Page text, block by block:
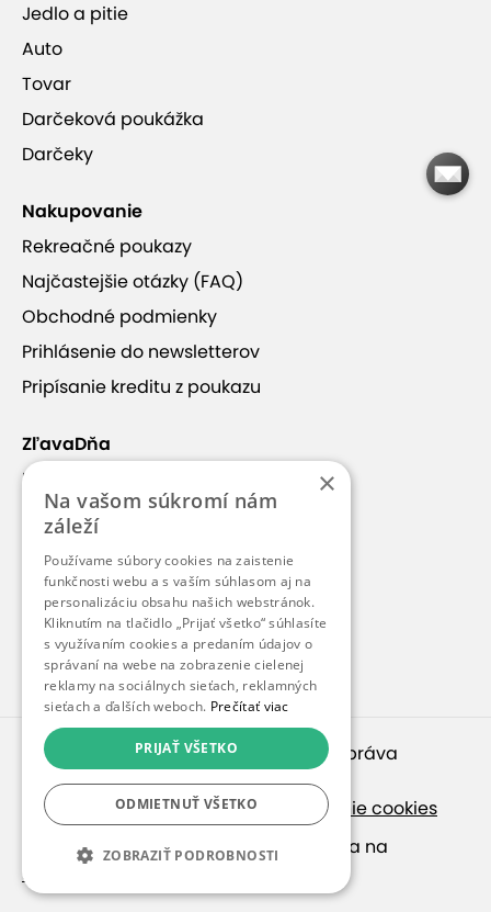
Jedlo a pitie
Auto
Tovar
Darčeková poukážka
Darčeky
Nakupovanie
Rekreačné poukazy
Najčastejšie otázky (FAQ)
Obchodné podmienky
Prihlásenie do newsletterov
Pripísanie kreditu z poukazu
ZľavaDňa
Náš príbeh
Kontakt
Kariéra
Blog
Pre médiá
Pre partnerov
© 2010 – 2026inspirago s. r. o.
. Všetky práva
vyhradené.
Ochrana osobných údajov|
Nastavenie cookies
Ak hľadáte ponuky v češtine, pozrite sa na
SlevaDne.cz
×
Na vašom súkromí nám
záleží
Používame súbory cookies na zaistenie
funkčnosti webu a s vaším súhlasom aj na
personalizáciu obsahu našich webstránok.
Kliknutím na tlačidlo „Prijať všetko“ súhlasíte
s využívaním cookies a predaním údajov o
správaní na webe na zobrazenie cielenej
reklamy na sociálnych sieťach, reklamných
sieťach a ďalších weboch. Prečítať viac
PRIJAŤ VŠETKO
ODMIETNUŤ VŠETKO
ZOBRAZIŤ PODROBNOSTI